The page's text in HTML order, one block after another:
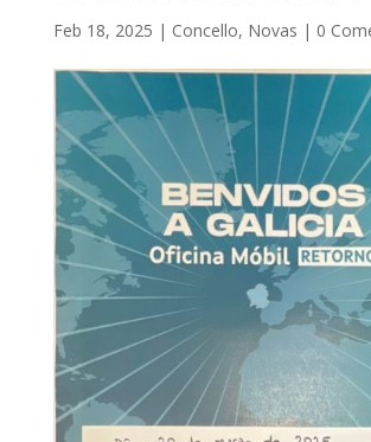
Feb 18, 2025 | Concello, Novas | 0